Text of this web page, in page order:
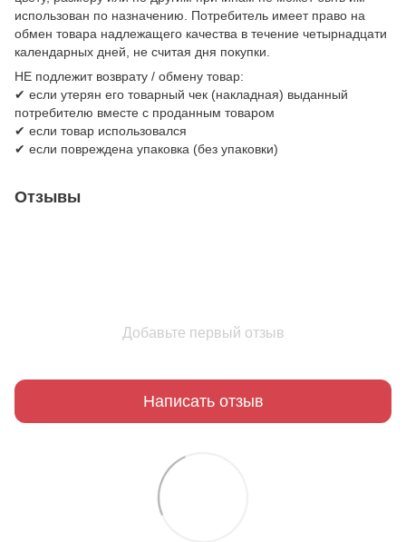
использован по назначению. Потребитель имеет право на
обмен товара надлежащего качества в течение четырнадцати
календарных дней, не считая дня покупки.
НЕ подлежит возврату / обмену товар:
✔ если утерян его товарный чек (накладная) выданный
потребителю вместе с проданным товаром
✔ если товар использовался
✔ если повреждена упаковка (без упаковки)
Отзывы
Добавьте первый отзыв
Написать отзыв